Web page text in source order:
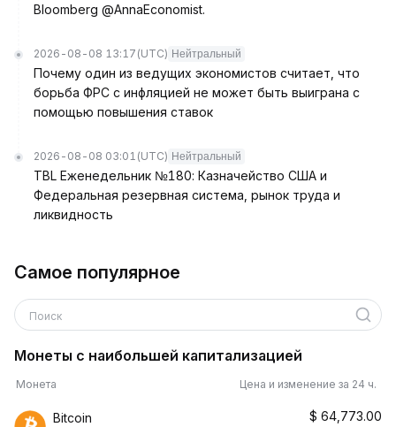
Bloomberg @AnnaEconomist.
2026-08-08 13:17 (UTC) Нейтральный
Почему один из ведущих экономистов считает, что
борьба ФРС с инфляцией не может быть выиграна с
помощью повышения ставок
2026-08-08 03:01 (UTC) Нейтральный
TBL Еженедельник №180: Казначейство США и
Федеральная резервная система, рынок труда и
ликвидность
Самое популярное
Поиск
Монеты с наибольшей капитализацией
Монета Цена и изменение за 24 ч.
Bitcoin $ 64,773.00